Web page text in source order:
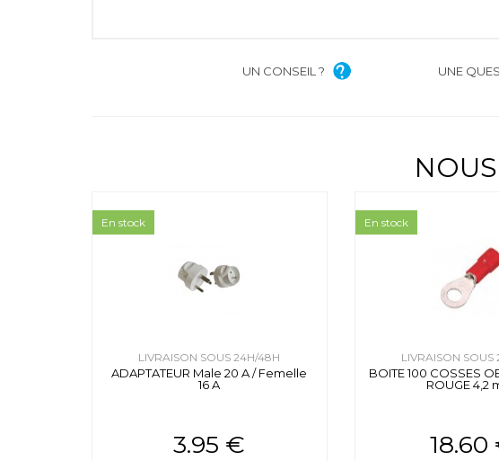
UN CONSEIL ? UNE
LIVRAISON SOUS 24H/48H
ADAPTATEUR Male 20 A / Femelle
16 A
3.95 €
En stock
LIVRAISON SOUS
BOITE 100 COSSES
ROUGE 4,2
18.60
En stock